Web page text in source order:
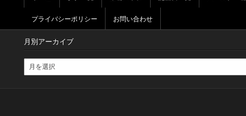
プライバシーポリシー お問い合わせ
月別アーカイブ
月別アーカイブ